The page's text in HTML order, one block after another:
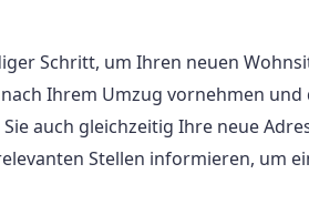
Schritt, um Ihren neuen
Ihrem Umzug vornehmen
auch gleichzeitig Ihre neue
Stellen informieren, um